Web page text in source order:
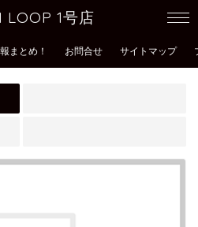
LOOP 1号店
まとめ！ お問合せ サイトマップ